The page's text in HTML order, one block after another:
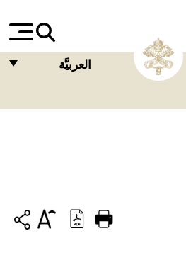
العربيَّة
DEUTSCH